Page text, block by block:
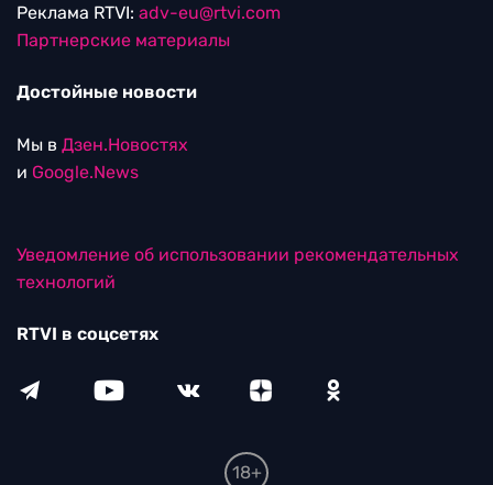
Реклама RTVI: adv-eu@rtvi.com
Партнерские материалы
Достойные новости
Мы в Дзен.Новостях
и Google.News
Уведомление об использовании рекомендательных
технологий
RTVI в соцсетях
18+